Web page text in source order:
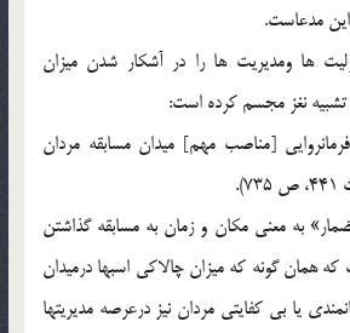
مدعاست.
ها ومديريت ها را در آشکار شدن ميزان
تشبيه نغز مجسم کرده است:
[مناصب مهم] ميدان مسابقه مردان
به معني مکان و زمان به مسابقه گذاشتن
همان گونه که ميزان چالاکي اسبها درميدان
يا بي کفايتي مردان نيز درعرصه مديريتها